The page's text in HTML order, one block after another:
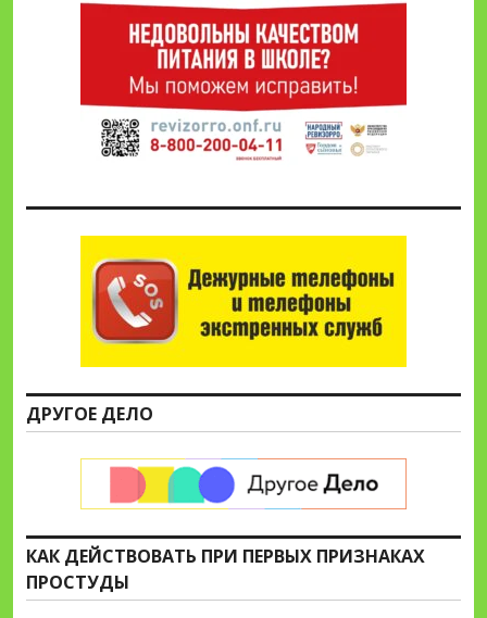
ДРУГОЕ ДЕЛО
КАК ДЕЙСТВОВАТЬ ПРИ ПЕРВЫХ ПРИЗНАКАХ
ПРОСТУДЫ